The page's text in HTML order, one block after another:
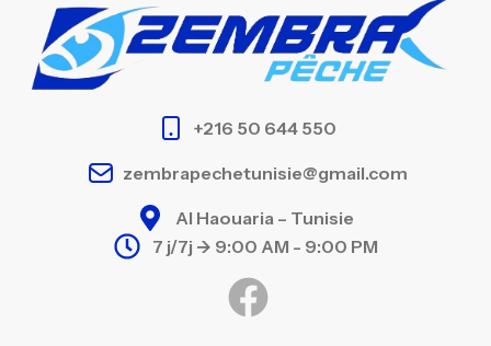
+216 50 644 550
zembrapechetunisie@gmail.com
Al Haouaria – Tunisie
7 j/7j -> 9:00 AM - 9:00 PM